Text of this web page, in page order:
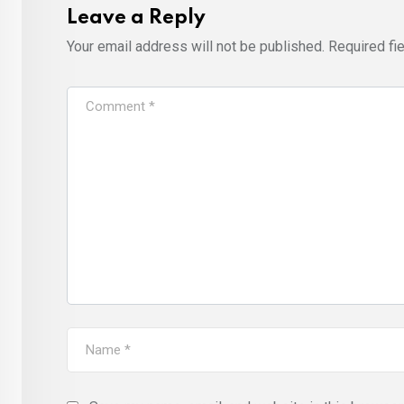
Leave a Reply
Your email address will not be published. Required